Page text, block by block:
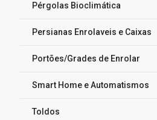
Pérgolas Bioclimática
Persianas Enrolaveis e Caixas
Portões/Grades de Enrolar
Smart Home e Automatismos
Toldos